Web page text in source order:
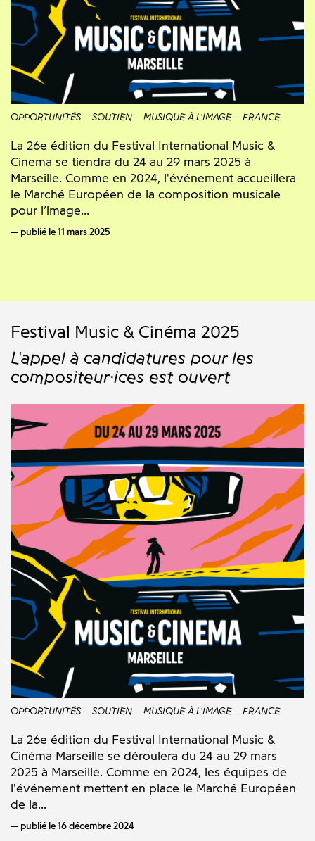
OPPORTUNITÉS SOUTIEN MUSIQUE À L'IMAGE FRANCE
La 26e édition du Festival International Music &
Cinema se tiendra du 24 au 29 mars 2025 à
Marseille. Comme en 2024, l'événement accueillera
le Marché Européen de la composition musicale
pour l’image...
publié le 11 mars 2025
Festival Music & Cinéma 2025
L'appel à candidatures pour les
compositeur·ices est ouvert
OPPORTUNITÉS SOUTIEN MUSIQUE À L'IMAGE FRANCE
La 26e édition du Festival International Music &
Cinéma Marseille se déroulera du 24 au 29 mars
2025 à Marseille. Comme en 2024, les équipes de
l'événement mettent en place le Marché Européen
de la...
publié le 16 décembre 2024